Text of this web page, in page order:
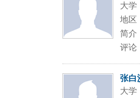
大学
地区
简介
评论
张白
大学